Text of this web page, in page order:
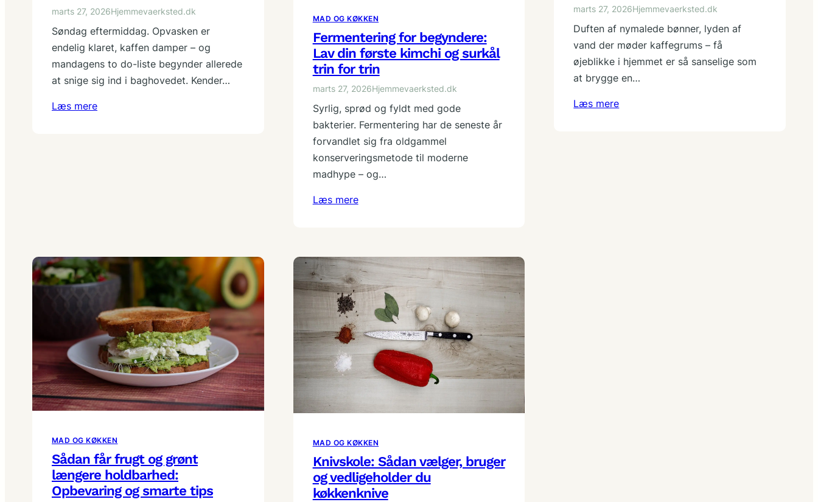
marts 27, 2026Hjemmevaerksted.dk
Søndag eftermiddag. Opvasken er
endelig klaret, kaffen damper – og
mandagens to do-liste begynder allerede
at snige sig ind i baghovedet. Kender…
Læs mere
MAD OG KØKKEN
Fermentering for begyndere:
Lav din første kimchi og surkål
trin for trin
marts 27, 2026Hjemmevaerksted.dk
Syrlig, sprød og fyldt med gode
bakterier. Fermentering har de seneste år
forvandlet sig fra oldgammel
konserveringsmetode til moderne
madhype – og…
Læs mere
marts 27, 2026Hjemmevaerksted.dk
Duften af nymalede bønner, lyden af
vand der møder kaffegrums – få
øjeblikke i hjemmet er så sanselige som
at brygge en…
Læs mere
MAD OG KØKKEN
Sådan får frugt og grønt
længere holdbarhed:
Opbevaring og smarte tips
MAD OG KØKKEN
Knivskole: Sådan vælger, bruger
og vedligeholder du
køkkenknive